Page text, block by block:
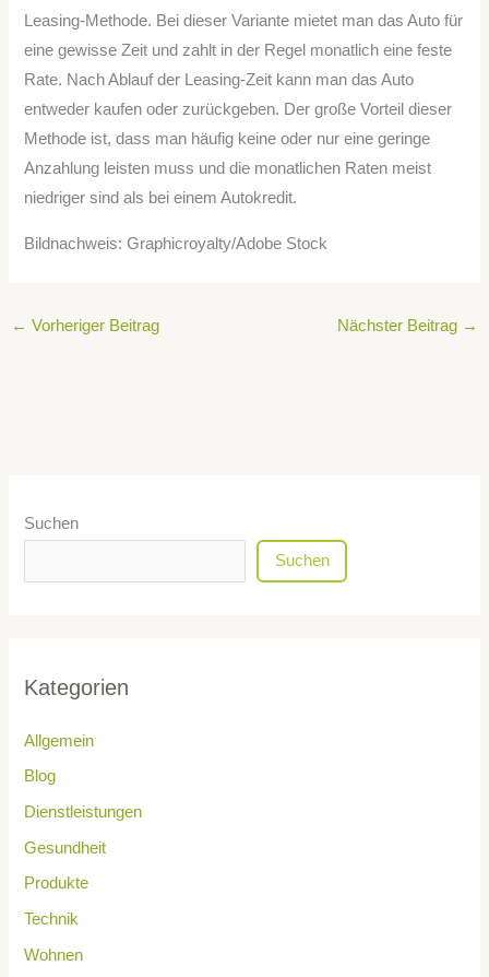
Leasing-Methode. Bei dieser Variante mietet man das Auto für
eine gewisse Zeit und zahlt in der Regel monatlich eine feste
Rate. Nach Ablauf der Leasing-Zeit kann man das Auto
entweder kaufen oder zurückgeben. Der große Vorteil dieser
Methode ist, dass man häufig keine oder nur eine geringe
Anzahlung leisten muss und die monatlichen Raten meist
niedriger sind als bei einem Autokredit.
Bildnachweis: Graphicroyalty/Adobe Stock
← Vorheriger Beitrag Nächster Beitrag →
Suchen
Suchen
Kategorien
Allgemein
Blog
Dienstleistungen
Gesundheit
Produkte
Technik
Wohnen